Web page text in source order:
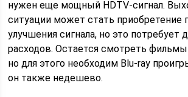
нужен еще мощный HDTV-сигнал.
ситуации может стать приобретение
улучшения сигнала, но это потребует
расходов. Остается смотреть
но для этого необходим Blu-ray
он также недешево.